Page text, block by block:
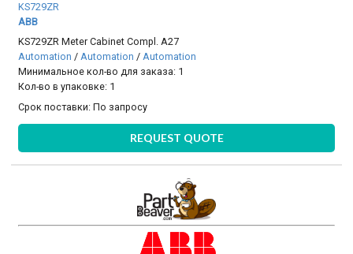
KS729ZR
ABB
KS729ZR Meter Cabinet Compl. A27
Automation /Automation /Automation
Минимальное кол-во для заказа: 1
Кол-во в упаковке: 1
Срок поставки:По запросу
REQUEST QUOTE